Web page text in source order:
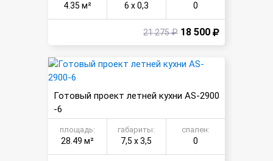
4.35 м² 6 х 0,3 0
21 275 ₽ 18 500
Готовый проект летней кухни AS-2900
-6
площадь:
28.49 м²
габариты:
7,5 х 3,5
спален:
0